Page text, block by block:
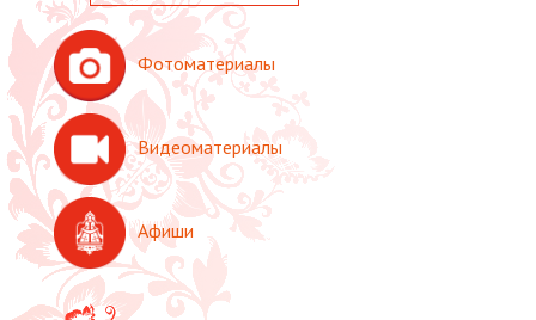
Фотоматериалы
Видеоматериалы
Афиши